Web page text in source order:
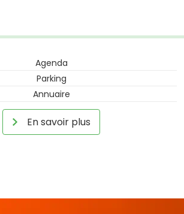
Agenda
Parking
Annuaire
En savoir plus